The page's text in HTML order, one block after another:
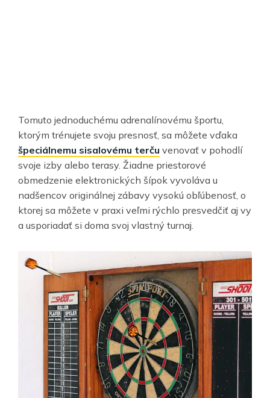
Tomuto jednoduchému adrenalínovému športu,
ktorým trénujete svoju presnosť, sa môžete vďaka
špeciálnemu sisalovému terču venovať v pohodlí
svoje izby alebo terasy. Žiadne priestorové
obmedzenie elektronických šípok vyvoláva u
nadšencov originálnej zábavy vysokú obľúbenosť, o
ktorej sa môžete v praxi veľmi rýchlo presvedčiť aj vy
a usporiadať si doma svoj vlastný turnaj.